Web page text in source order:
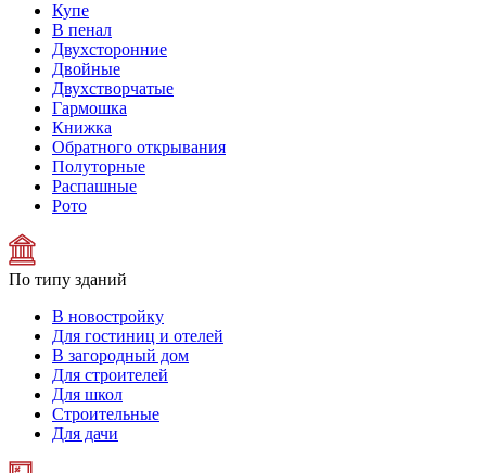
Купе
В пенал
Двухсторонние
Двойные
Двухстворчатые
Гармошка
Книжка
Обратного открывания
Полуторные
Распашные
Рото
По типу зданий
В новостройку
Для гостиниц и отелей
В загородный дом
Для строителей
Для школ
Строительные
Для дачи